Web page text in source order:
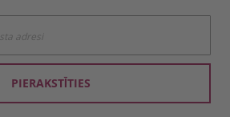
PIERAKSTĪTIES